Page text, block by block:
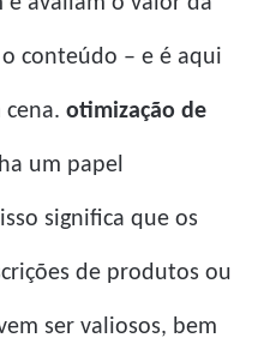
conteúdo – e é aqui
otimização de
um papel
significa que os
de produtos ou
ser valiosos, bem